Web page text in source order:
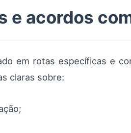
e acordos
em rotas específicas e
claras sobre: